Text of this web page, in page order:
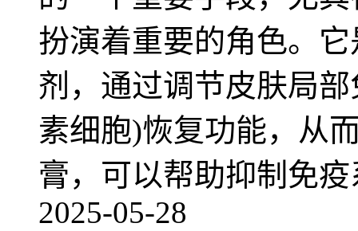
扮演着重要的角色。
剂，通过调节皮肤局
素细胞)恢复功能，从
膏，可以帮助抑制免
2025-05-28